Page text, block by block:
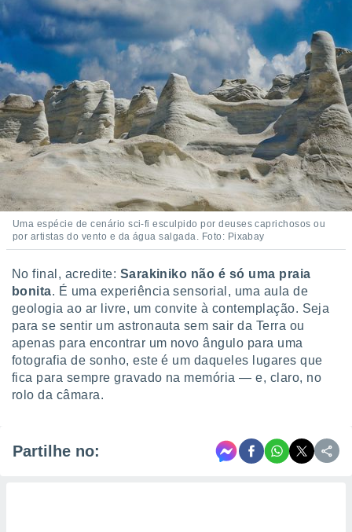
Uma espécie de cenário sci-fi esculpido por deuses caprichosos ou
por artistas do vento e da água salgada. Foto: Pixabay
No final, acredite: Sarakiniko não é só uma praia
bonita. É uma experiência sensorial, uma aula de
geologia ao ar livre, um convite à contemplação. Seja
para se sentir um astronauta sem sair da Terra ou
apenas para encontrar um novo ângulo para uma
fotografia de sonho, este é um daqueles lugares que
fica para sempre gravado na memória — e, claro, no
rolo da câmara.
Partilhe no: